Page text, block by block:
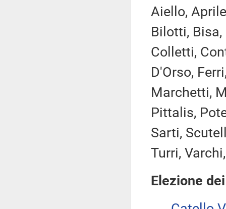
Aiello,
Bilotti,
Colletti,
D'Orso,
Marchetti,
Pittalis,
Sarti,
Turri,
Elezione